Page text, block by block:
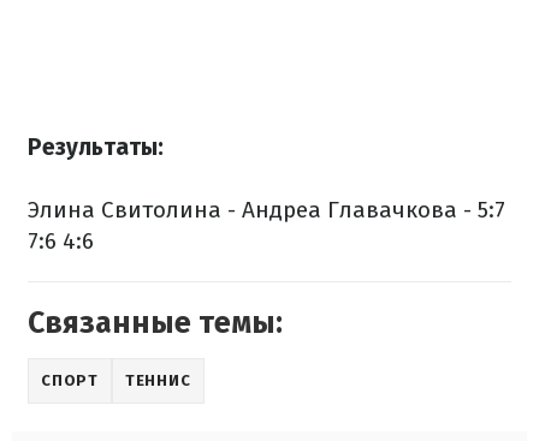
Результаты:
Элина Свитолина - Андреа Главачкова - 5:7
7:6 4:6
Связанные темы:
СПОРТ ТЕННИС